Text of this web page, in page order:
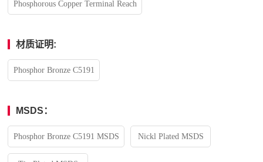
Phosphorous Copper Terminal Reach
材质证明:
Phosphor Bronze C5191
MSDS：
Phosphor Bronze C5191 MSDS Nickl Plated MSDS